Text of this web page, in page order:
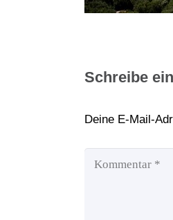
Schreibe
Deine E-Mail-